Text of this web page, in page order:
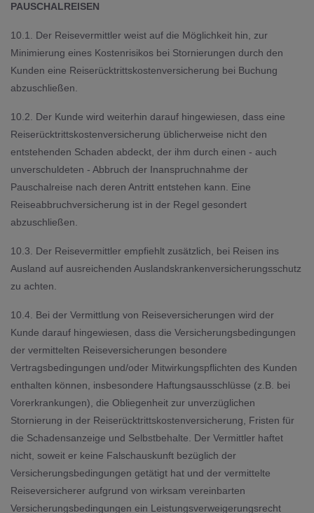
PAUSCHALREISEN
10.1. Der Reisevermittler weist auf die Möglichkeit hin, zur
Minimierung eines Kostenrisikos bei Stornierungen durch den
Kunden eine Reiserücktrittskostenversicherung bei Buchung
abzuschließen.
10.2. Der Kunde wird weiterhin darauf hingewiesen, dass eine
Reiserücktrittskostenversicherung üblicherweise nicht den
entstehenden Schaden abdeckt, der ihm durch einen - auch
unverschuldeten - Abbruch der Inanspruchnahme der
Pauschalreise nach deren Antritt entstehen kann. Eine
Reiseabbruchversicherung ist in der Regel gesondert
abzuschließen.
10.3. Der Reisevermittler empfiehlt zusätzlich, bei Reisen ins
Ausland auf ausreichenden Auslandskrankenversicherungsschutz
zu achten.
10.4. Bei der Vermittlung von Reiseversicherungen wird der
Kunde darauf hingewiesen, dass die Versicherungsbedingungen
der vermittelten Reiseversicherungen besondere
Vertragsbedingungen und/oder Mitwirkungspflichten des Kunden
enthalten können, insbesondere Haftungsausschlüsse (z.B. bei
Vorerkrankungen), die Obliegenheit zur unverzüglichen
Stornierung in der Reiserücktrittskostenversicherung, Fristen für
die Schadensanzeige und Selbstbehalte. Der Vermittler haftet
nicht, soweit er keine Falschauskunft bezüglich der
Versicherungsbedingungen getätigt hat und der vermittelte
Reiseversicherer aufgrund von wirksam vereinbarten
Versicherungsbedingungen ein Leistungsverweigerungsrecht